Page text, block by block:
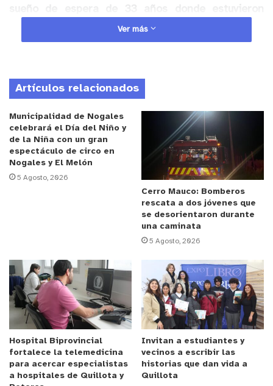
esperando justamente los vecinos y vecinas que
pudiera concretarse un terreno para su sede. Hoy
en esto y por lo menos hoy ya se concreta.
Agradecer la buena disposición que han tenido los
vecinos y vecinas, especialmente, la directiva.
Agradecer al padre Claudio porque nos ha ayudado
bastante”.
Anuncio Patrocinado
Asimismo, la autoridad comunal, indicó que ahora
“vamos por la segunda patita después de
concretarlo con todos los documentos. Y ver la
posibilidad de implementar una sede para que
quede definitivo para el sector de Gabriela
Mistral”.
En tanto, el párroco de La Ligua, Claudio Acevedo
López, relató cómo se gestó este acuerdo.
conversaciones con el obispo, con el consejo de
asuntos económicos del obispado y también la
Ver más
Artículos relacionados
Municipalidad de Nogales
celebrará el Día del Niño y
de la Niña con un gran
espectáculo de circo en
Nogales y El Melón
5 Agosto, 2026
Cerro Mauco: Bomberos
rescata a dos jóvenes que
se desorientaron durante
una caminata
5 Agosto, 2026
Hospital Biprovincial
fortalece la telemedicina
para acercar especialistas
a hospitales de Quillota y
Invitan a estudiantes y
vecinos a escribir las
historias que dan vida a
Quillota